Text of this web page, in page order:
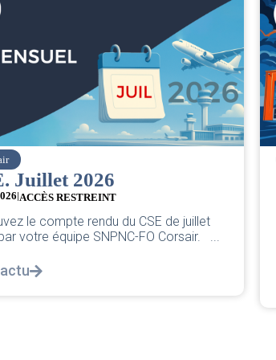
easyJet
Grève chez easyJet
05/08/2026
Chers collègues, La direction vient de sortir sa
classique pleurnicherie corporate. On va la
décortiquer...
Lire l'actu